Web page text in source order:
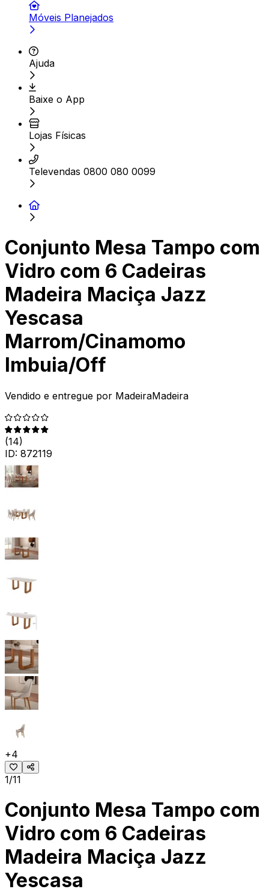
Móveis Planejados
Ajuda
Baixe o App
Lojas Físicas
Televendas 0800 080 0099
Conjunto Mesa Tampo com
Vidro com 6 Cadeiras
Madeira Maciça Jazz
Yescasa
Marrom/Cinamomo
Imbuia/Off
Vendido e entregue por MadeiraMadeira
(14)
ID: 872119
+4
1/11
Conjunto Mesa Tampo com
Vidro com 6 Cadeiras
Madeira Maciça Jazz
Yescasa